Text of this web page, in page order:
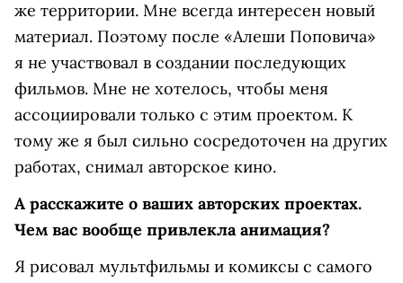
же территории. Мне всегда интересен новый
материал. Поэтому после «Алеши Поповича»
я не участвовал в создании последующих
фильмов. Мне не хотелось, чтобы меня
ассоциировали только с этим проектом. К
тому же я был сильно сосредоточен на других
работах, снимал авторское кино.
А расскажите о ваших авторских проектах.
Чем вас вообще привлекла анимация?
Я рисовал мультфильмы и комиксы с самого